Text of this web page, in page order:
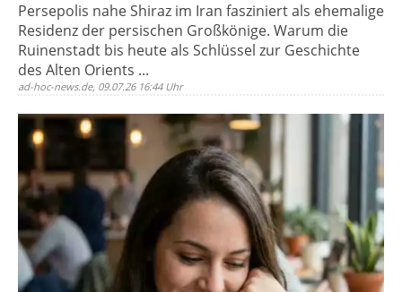
Persepolis nahe Shiraz im Iran fasziniert als ehemalige
Residenz der persischen Großkönige. Warum die
Ruinenstadt bis heute als Schlüssel zur Geschichte
des Alten Orients ...
ad-hoc-news.de, 09.07.26 16:44 Uhr